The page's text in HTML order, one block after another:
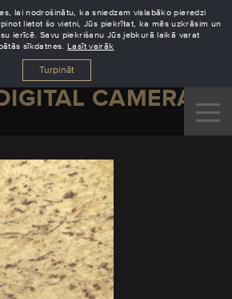
lai nodrošinātu, ka sniedzam vislabāko pieredzi
lietot šo vietni, Jūs piekrītat, ka mēs uzkrāsim un
ierīcē. Savu piekrišanu Jūs jebkurā laikā varat
sīkdatnes. Lasīt vairāk
Turpināt
CAMERA